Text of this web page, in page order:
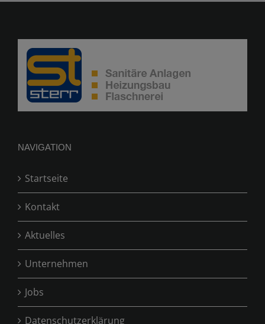
NAVIGATION
Startseite
Kontakt
Aktuelles
Unternehmen
Jobs
Datenschutzerklärung